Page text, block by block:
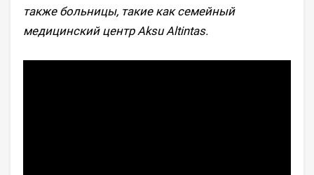
также больницы, такие как семейный
медицинский центр Aksu Altintas.